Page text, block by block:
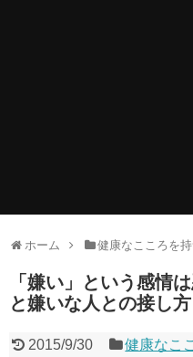
ホーム 健康なこころを
「嫌い」という感情
と嫌いな人との接し方
2015/9/30 健康なこ